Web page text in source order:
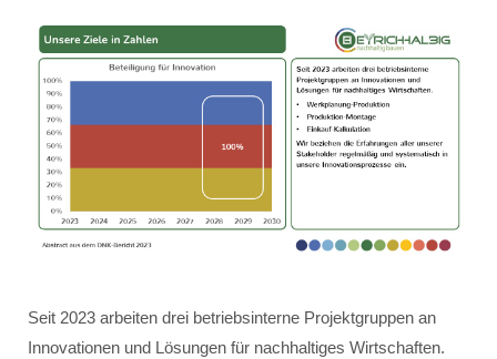
Seit 2023 arbeiten drei betriebsinterne Projektgruppen an
Innovationen und Lösungen für nachhaltiges Wirtschaften.